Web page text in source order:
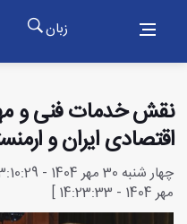
زبان
نقش خدمات فنی و
اقتصادی ایران و
مهر 1404 - 14:23:33 ]